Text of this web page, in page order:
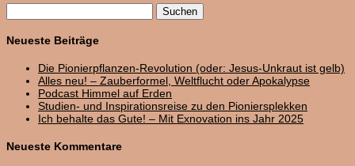
nach:
Neueste Beiträge
Die Pionierpflanzen-Revolution (oder: Jesus-Unkraut ist gelb)
Alles neu! – Zauberformel, Weltflucht oder Apokalypse
Podcast Himmel auf Erden
Studien- und Inspirationsreise zu den Pioniersplekken
Ich behalte das Gute! – Mit Exnovation ins Jahr 2025
Neueste Kommentare